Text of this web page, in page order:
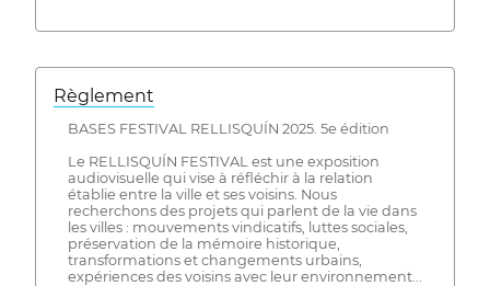
Règlement
BASES FESTIVAL RELLISQUÍN 2025. 5e édition
Le RELLISQUÍN FESTIVAL est une exposition
audiovisuelle qui vise à réfléchir à la relation
établie entre la ville et ses voisins. Nous
recherchons des projets qui parlent de la vie dans
les villes : mouvements vindicatifs, luttes sociales,
préservation de la mémoire historique,
transformations et changements urbains,
expériences des voisins avec leur environnement...